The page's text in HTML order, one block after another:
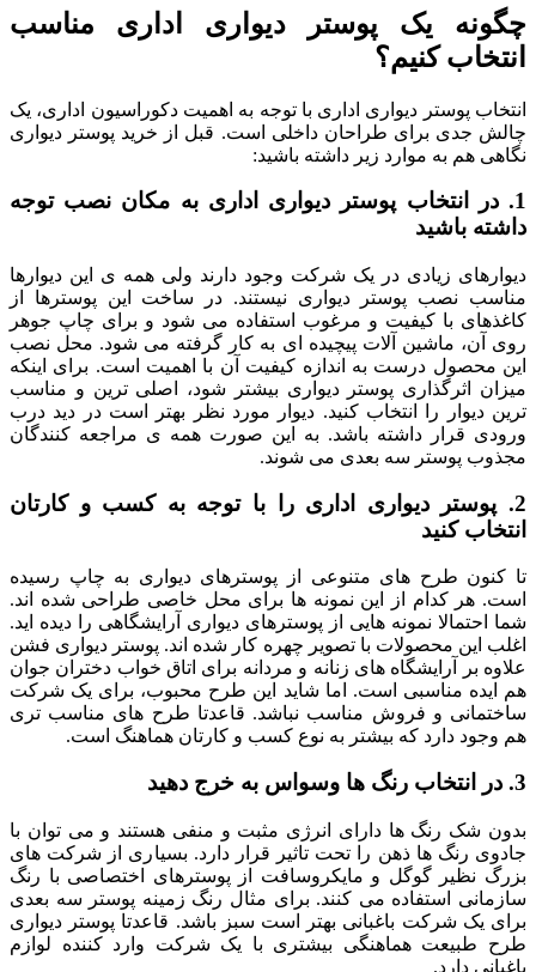
چگونه یک پوستر دیواری اداری مناسب
انتخاب کنیم؟
انتخاب پوستر دیواری اداری با توجه به اهمیت دکوراسیون اداری، یک
چالش جدی برای طراحان داخلی است. قبل از خرید پوستر دیواری
نگاهی هم به موارد زیر داشته باشید:
1. در انتخاب پوستر دیواری اداری به مکان نصب توجه
داشته باشید
دیوارهای زیادی در یک شرکت وجود دارند ولی همه ی این دیوارها
مناسب نصب پوستر دیواری نیستند. در ساخت این پوسترها از
کاغذهای با کیفیت و مرغوب استفاده می شود و برای چاپ جوهر
روی آن، ماشین آلات پیچیده ای به کار گرفته می شود. محل نصب
این محصول درست به اندازه کیفیت آن با اهمیت است. برای اینکه
میزان اثرگذاری پوستر دیواری بیشتر شود، اصلی ترین و مناسب
ترین دیوار را انتخاب کنید. دیوار مورد نظر بهتر است در دید درب
ورودی قرار داشته باشد. به این صورت همه ی مراجعه کنندگان
مجذوب پوستر سه بعدی می شوند.
2. پوستر دیواری اداری را با توجه به کسب و کارتان
انتخاب کنید
تا کنون طرح های متنوعی از پوسترهای دیواری به چاپ رسیده
است. هر کدام از این نمونه ها برای محل خاصی طراحی شده اند.
شما احتمالا نمونه هایی از پوسترهای دیواری آرایشگاهی را دیده اید.
اغلب این محصولات با تصویر چهره کار شده اند. پوستر دیواری فشن
علاوه بر آرایشگاه های زنانه و مردانه برای اتاق خواب دختران جوان
هم ایده مناسبی است. اما شاید این طرح محبوب، برای یک شرکت
ساختمانی و فروش مناسب نباشد. قاعدتا طرح های مناسب تری
هم وجود دارد که بیشتر به نوع کسب و کارتان هماهنگ است.
3. در انتخاب رنگ ها وسواس به خرج دهید
بدون شک رنگ ها دارای انرژی مثبت و منفی هستند و می توان با
جادوی رنگ ها ذهن را تحت تاثیر قرار دارد. بسیاری از شرکت های
بزرگ نظیر گوگل و مایکروسافت از پوسترهای اختصاصی با رنگ
سازمانی استفاده می کنند. برای مثال رنگ زمینه پوستر سه بعدی
برای یک شرکت باغبانی بهتر است سبز باشد. قاعدتا پوستر دیواری
طرح طبیعت هماهنگی بیشتری با یک شرکت وارد کننده لوازم
باغبانی دارد.